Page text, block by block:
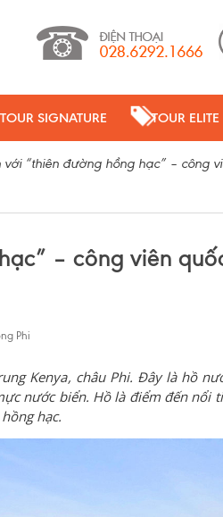
TOUR SIGNATURE TOUR ELITE
với “thiên đường hồng hạc” – công
– công viên
Phi
Kenya, châu Phi. Đây là hồ
nước biển. Hồlà điểm đếnnổi
hồnghạc.